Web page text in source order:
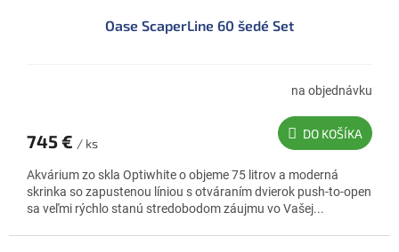
M
O
Oase ScaperLine 60 šedé Set
na objednávku
745 € / ks
DO KOŠÍKA
Akvárium zo skla Optiwhite o objeme 75 litrov a moderná
skrinka so zapustenou líniou s otváraním dvierok push-to-open
sa veľmi rýchlo stanú stredobodom záujmu vo Vašej...